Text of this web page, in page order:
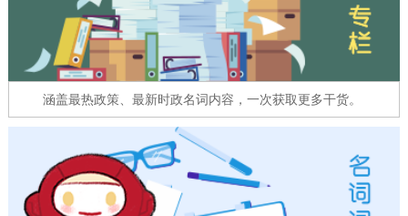
ENGLISH 한국어 日本語
DEUTSCH FRANÇAIS РУССКИЙ ЯЗЫК
ESPAÑOL العربية PORTUGUÊS
ITALIANO
涵盖最热政策、最新时政名词内容，一次获取更多干货。